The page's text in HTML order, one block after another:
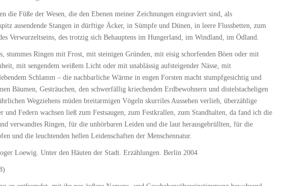
die Füße der Wesen, die den Ebenen meiner Zeichnungen eingraviert sind, als
ausendende Stangen in dürftige Äcker, in Sümpfe und Dünen, in leere Flussbetten, zum
Verwurzeltseins, des trotzig sich Behauptens im Hungerland, im Windland, im Ödland.
stummes Ringen mit Frost, mit steinigen Gründen, mit eisig schorfenden Böen oder mit
mit sengendem weißem Licht oder mit unablässig aufsteigender Nässe, mit
Schlamm – die nachbarliche Wärme in engen Forsten macht stumpfgesichtig und
Bäumen, Gesträuchen, den schwerfällig kriechenden Erdbewohnern und distelstacheligen
Wegziehens müden breitarmigen Vögeln skurriles Aussehen verlieh, überzählige
und Federn wachsen ließ zum Festsaugen, zum Festkrallen, zum Standhalten, da fand ich die
verwandtes Ringen, für die unhörbaren Leiden und die laut herausgebrüllten, für die
und die leuchtenden hellen Leidenschaften der Menschennatur.
Loewig. Unter den Häuten der Stadt. Erzählungen. Berlin 2004